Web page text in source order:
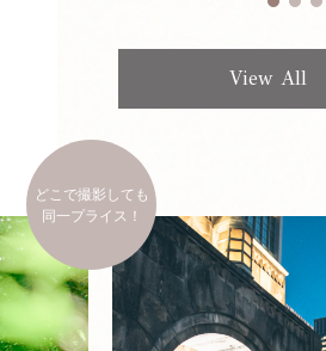
View All
どこで撮影しても
同一プライス！